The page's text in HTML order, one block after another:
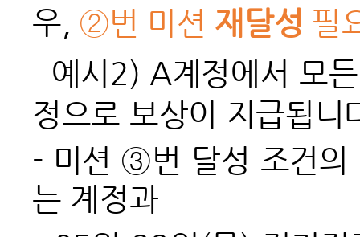
우, ②번 미션 재달성 필
예시2) A계정에서 모
정으로 보상이 지급됩니
- 미션 ③번 달성 조건의
는 계정과